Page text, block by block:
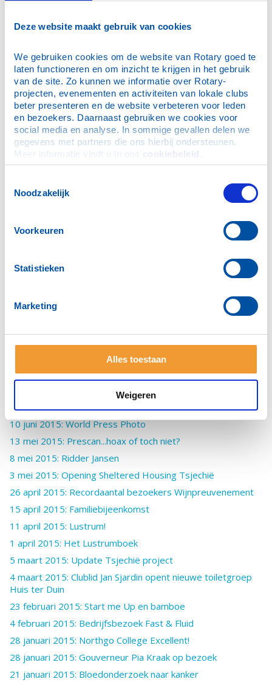
Deze website maakt gebruik van cookies
We gebruiken cookies om de website van Rotary goed te
laten functioneren en om inzicht te krijgen in het gebruik
van de site. Zo kunnen we informatie over Rotary-
projecten, evenementen en activiteiten van lokale clubs
beter presenteren en de website verbeteren voor leden
en bezoekers. Daarnaast gebruiken we cookies voor
social media en analyse. In sommige gevallen delen we
gegevens met partners die ons hierbij ondersteunen.
Meer informatie vindt u in ons cookiebeleid
Noodzakelijk
Voorkeuren
Statistieken
Marketing
Alles toestaan
Weigeren
23 maart 2016 : Installatie Jan Rijpstra
24 februari 2016: Satellieten !!
3 februari 2016: Gouverneur op bezoek
6 januari 2016: Nieuwjaarsbijeenkomst op Noordwijkse
Golfclub
23 december 2015: Eindejaarsoverdenking
16 december 2015: De Katwijkse Ziekte
2 december 2015: Het Heerlijk Avondje
21 oktober 2015: Snoeks Automotive B.V.
7 oktober 2015: Jan van der Plas over popmuziek
23 september 2015: De Rijksbegroting 2016 door Harry
Groen
5 en 7 september 2015 Sport !
2 september 2015: Skuytevaart
26 augustus 2015: Kaag op eigen Kiel
30 juni 2015: Donatie EUR 10.000 Bontius Stichting
24 juni 2015: bestuurswisseling
18 juni 2015: de Sunshinebox (deel 3)
10 juni 2015: World Press Photo
13 mei 2015: Prescan...hoax of toch niet?
8 mei 2015: Ridder Jansen
3 mei 2015: Opening Sheltered Housing Tsjechië
26 april 2015: Recordaantal bezoekers Wijnpreuvenement
15 april 2015: Familiebijeenkomst
11 april 2015: Lustrum!
1 april 2015: Het Lustrumboek
5 maart 2015: Update Tsjechië project
4 maart 2015: Clublid Jan Sjardin opent nieuwe toiletgroep
Huis ter Duin
23 februari 2015: Start me Up en bamboe
4 februari 2015: Bedrijfsbezoek Fast & Fluid
28 januari 2015: Northgo College Excellent!
28 januari 2015: Gouverneur Pia Kraak op bezoek
21 januari 2015: Bloedonderzoek naar kanker